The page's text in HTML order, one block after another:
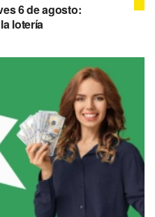
6 de agosto:
lotería